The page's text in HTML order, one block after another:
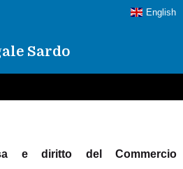
Sardo
English
e diritto del Commercio